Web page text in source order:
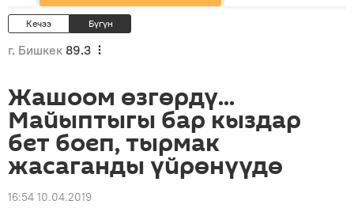
Кечээ Бүгүн
г. Бишкек 89.3
Жашоом өзгөрдү...
Майыптыгы бар кыздар
бет боеп, тырмак
жасаганды үйрөнүүдө
16:54 10.04.2019